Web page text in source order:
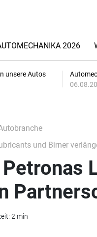
2026
unsere Autos
und Birner
2 min